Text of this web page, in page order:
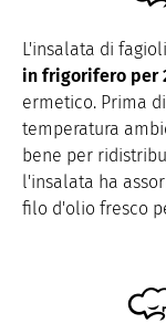
L'insalata di
in frigorifero per
ermetico. Prima
temperatura
bene per
l'insalata ha
filo d'olio fresco